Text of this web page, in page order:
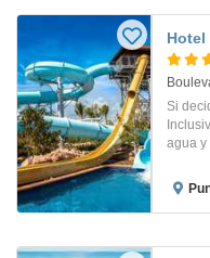
Hotel
Si
agua y